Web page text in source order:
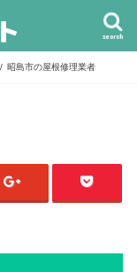
search
昭島市の屋根修理業者